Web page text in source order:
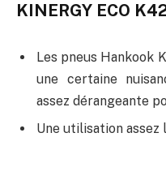
KINERGY ECO
Les pneus Hankook
une certaine
assez dérangeante
Une utilisation assez